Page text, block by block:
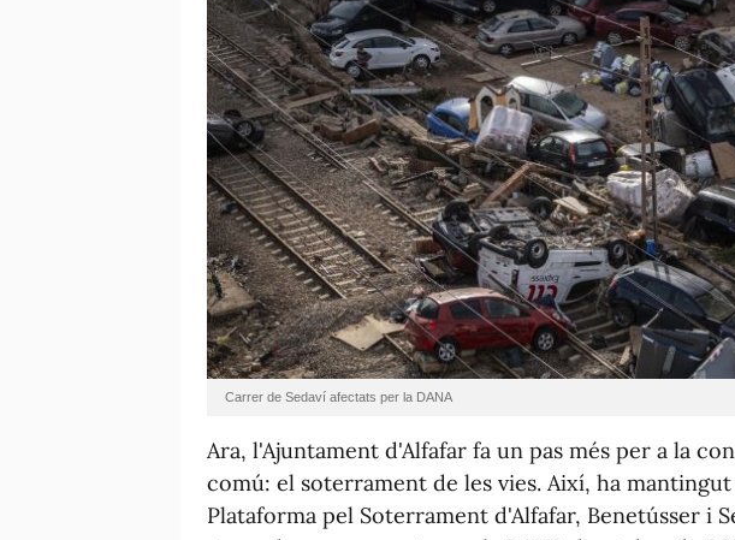
Carrer de Sedaví afectats per la DANA
Ara, l'Ajuntament d'Alfafar fa un pas més per a la
comú: el soterrament de les vies. Així, ha
Plataforma pel Soterrament d'Alfafar, Benetússer i